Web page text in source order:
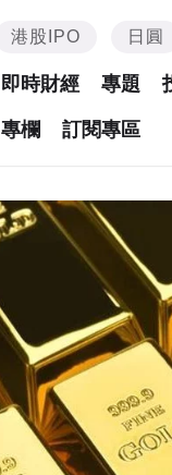
港股IPO 日圓
即時財經 專題
專欄 訂閱專區